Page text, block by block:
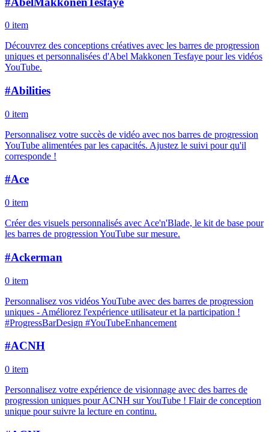
0 item
Découvrez des conceptions créatives avec les barres de progression
uniques et personnalisées d'Abel Makkonen Tesfaye pour les vidéos
YouTube.
#Abilities
0 item
Personnalisez votre succès de vidéo avec nos barres de progression
YouTube alimentées par les capacités. Ajustez le suivi pour qu'il
corresponde !
#Ace
0 item
Créer des visuels personnalisés avec Ace'n'Blade, le kit de base pour
les barres de progression YouTube sur mesure.
#Ackerman
0 item
Personnalisez vos vidéos YouTube avec des barres de progression
uniques - Améliorez l'expérience utilisateur et la participation !
#ProgressBarDesign #YouTubeEnhancement
#ACNH
0 item
Personnalisez votre expérience de visionnage avec des barres de
progression uniques pour ACNH sur YouTube ! Flair de conception
unique pour suivre la lecture en continu.